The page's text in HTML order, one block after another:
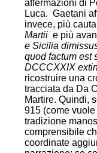
affermazioni di
Luca. Gaetani
invece, più
Martii e più
e Sicilia
quod factum est
DCCCXXIX
ricostruire una
tracciata da Da
Martire. Quindi,
915 (come
tradizione
comprensibile
coordinate